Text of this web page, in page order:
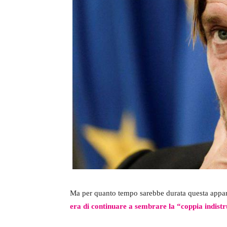
Ma per quanto tempo sarebbe durata questa
era di continuare a sembrare la “coppia